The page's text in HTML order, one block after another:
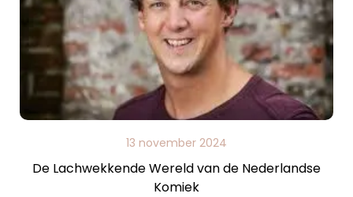
13 november 2024
De Lachwekkende Wereld van de Nederlandse
Komiek